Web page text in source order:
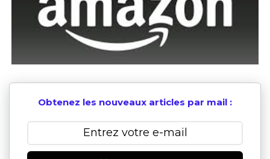
Obtenez les nouveaux articles par mail :